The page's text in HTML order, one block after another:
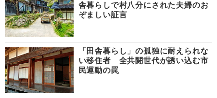
舎暮らしで村八分にされた夫婦のお
ぞましい証言
「田舎暮らし」の孤独に耐えられな
い移住者 全共闘世代が誘い込む市
民運動の罠